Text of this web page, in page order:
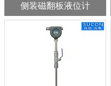
侧装磁翻板液位计